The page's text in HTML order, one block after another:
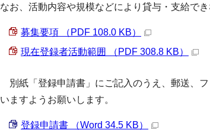
なお、活動内容や規模などにより貸与・支給でき
募集要項 （PDF 108.0 KB）
現在登録者活動範囲 （PDF 308.8 KB）
別紙「登録申請書」にご記入のうえ、郵送、
いますようお願いします。
登録申請書 （Word 34.5 KB）